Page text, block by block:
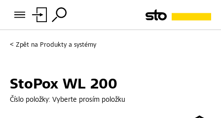
Zpět na Produkty a systémy
StoPox WL 200
Číslo položky: Vyberte prosím položku